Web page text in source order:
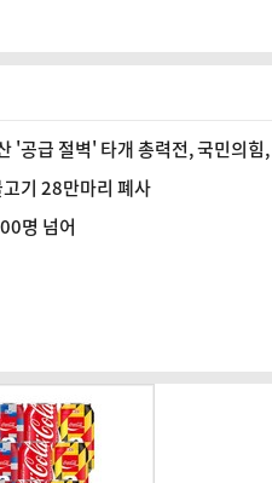
'공급 절벽' 타개 총력전, 국민의
기 28만마리 폐사
명 넘어